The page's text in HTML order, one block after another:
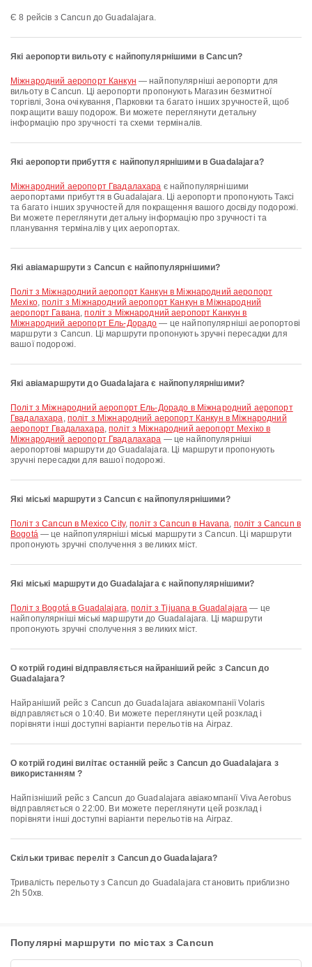
Є 8 рейсів з Cancun до Guadalajara.
Які аеропорти вильоту є найпопулярнішими в Cancun?
Міжнародний аеропорт Канкун — найпопулярніші аеропорти для
вильоту в Cancun. Ці аеропорти пропонують Магазин безмитної
торгівлі, Зона очікування, Парковки та багато інших зручностей, щоб
покращити вашу подорож. Ви можете переглянути детальну
інформацію про зручності та схеми терміналів.
Які аеропорти прибуття є найпопулярнішими в Guadalajara?
Міжнародний аеропорт Гвадалахара є найпопулярнішими
аеропортами прибуття в Guadalajara. Ці аеропорти пропонують Таксі
та багато інших зручностей для покращення вашого досвіду подорожі.
Ви можете переглянути детальну інформацію про зручності та
планування терміналів у цих аеропортах.
Які авіамаршрути з Cancun є найпопулярнішими?
політ з Міжнародний аеропорт Канкун в Міжнародний аеропорт
Мехіко,політ з Міжнародний аеропорт Канкун в Міжнародний
аеропорт Гавана,політ з Міжнародний аеропорт Канкун в
Міжнародний аеропорт Ель-Дорадо — це найпопулярніші аеропортові
маршрути з Cancun. Ці маршрути пропонують зручні пересадки для
вашої подорожі.
Які авіамаршрути до Guadalajara є найпопулярнішими?
політ з Міжнародний аеропорт Ель-Дорадо в Міжнародний аеропорт
Гвадалахара, політ з Міжнародний аеропорт Канкун в Міжнародний
аеропорт Гвадалахара,політ з Міжнародний аеропорт Мехіко в
Міжнародний аеропорт Гвадалахара — це найпопулярніші
аеропортові маршрути до Guadalajara. Ці маршрути пропонують
зручні пересадки для вашої подорожі.
Які міські маршрути з Cancun є найпопулярнішими?
політ з Cancun в Mexico City,політ з Cancun в Havana, політ з Cancun в
Bogotá— це найпопулярніші міські маршрути з Cancun. Ці маршрути
пропонують зручні сполучення з великих міст.
Які міські маршрути до Guadalajara є найпопулярнішими?
політ з Bogotá в Guadalajara,політ з Tijuana в Guadalajara — це
найпопулярніші міські маршрути до Guadalajara. Ці маршрути
пропонують зручні сполучення з великих міст.
О котрій годині відправляється найраніший рейс з Cancun до
Guadalajara?
Найраніший рейс з Cancun до Guadalajara авіакомпанії Volaris
відправляється о 10:40. Ви можете переглянути цей розклад і
порівняти інші доступні варіанти перельотів на Airpaz.
О котрій годині вилітає останній рейс з Cancun до Guadalajara з
використанням ?
Найпізніший рейс з Cancun до Guadalajara авіакомпанії Viva Aerobus
відправляється о 22:00. Ви можете переглянути цей розклад і
порівняти інші доступні варіанти перельотів на Airpaz.
Скільки триває переліт з Cancun до Guadalajara?
Тривалість перельоту з Cancun до Guadalajara становить приблизно
2h 50хв.
Популярні маршрути по містах з Cancun